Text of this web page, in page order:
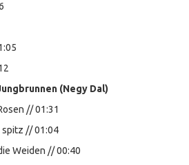
(Negy Dal)
// 01:31
// 01:04
Weiden // 00:40